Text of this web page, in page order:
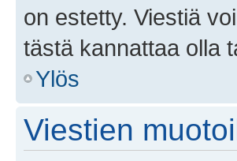
on estetty. Viestiä
tästä kannattaa olla
Ylös
Viestien